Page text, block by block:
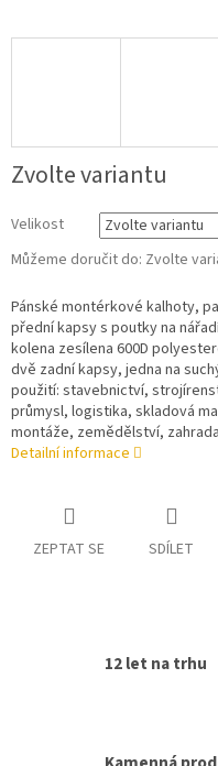
Zvolte variantu
Velikost
Můžeme doručit do: Zvolte
Pánské montérkové kalhoty,
přední kapsy s poutky na
kolena zesílena 600D
dvě zadní kapsy, jedna na
použití: stavebnictví,
průmysl, logistika, skladová
montáže, zemědělství,
Detailní informace
ZEPTAT SE SDÍLET
12 let na trhu